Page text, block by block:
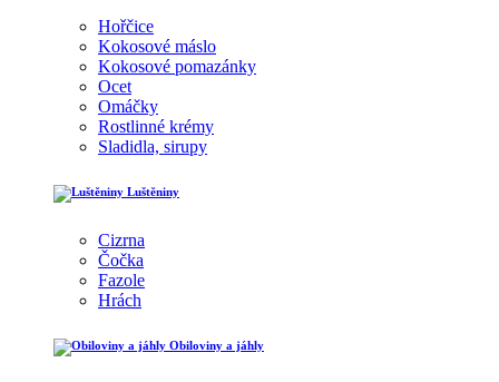
Hořčice
Kokosové máslo
Kokosové pomazánky
Ocet
Omáčky
Rostlinné krémy
Sladidla, sirupy
Luštěniny
Cizrna
Čočka
Fazole
Hrách
Obiloviny a jáhly